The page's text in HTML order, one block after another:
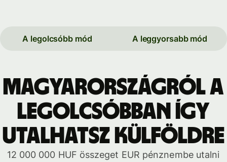
A legolcsóbb mód A leggyorsabb mód
Magyarországról a
legolcsóbban így
utalhatsz külföldre
12 000 000 HUF összeget EUR pénznembe utalni